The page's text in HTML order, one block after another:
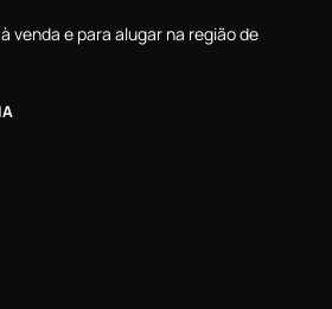
venda e para alugar na região de